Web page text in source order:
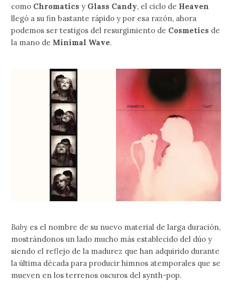
como Chromaticsy Glass Candy, el ciclo de Heaven
llegó a su fin bastante rápido y por esa razón, ahora
podemos ser testigos del resurgimiento de Cosmetics de
la mano de Minimal Wave.
Baby es el nombre de su nuevo material de larga duración,
mostrándonos un lado mucho más establecido del dúo y
siendo el reflejo de la madurez que han adquirido durante
la última década para producir himnos atemporales que se
mueven en los terrenos oscuros del synth-pop.